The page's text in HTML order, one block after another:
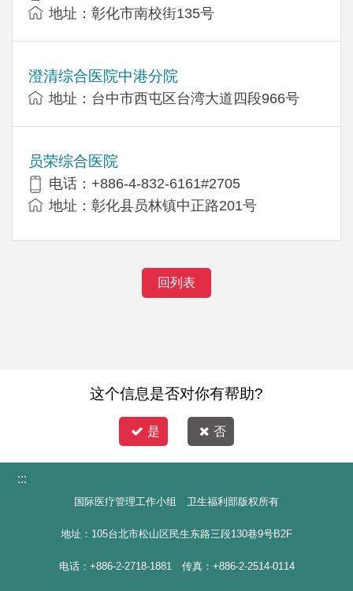
地址：彰化市南校街135号
澄清综合医院中港分院
地址：台中市西屯区台湾大道四段966号
员荣综合医院
电话：+886-4-832-6161#2705
地址：彰化县员林镇中正路201号
回列表
这个信息是否对你有帮助?
是 否
:::
国际医疗管理工作小组 卫生福利部版权所有
地址：105台北市松山区民生东路三段130巷9号B2F
电话：+886-2-2718-1881 传真：+886-2-2514-0114